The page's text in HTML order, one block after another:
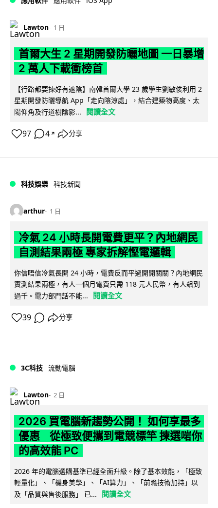
Lawton 1 日
首爾大生 2 星期開發防曬地圖 一日暴增
2 萬人下載衝榜首
【行路都要揀好有遮陰】南韓首爾大學 23 歲學生劉敏俊利用 2
星期開發防曬導航 App「走向陰涼處」，結合建築物高度、太
陽仰角及行道樹陰影...
閱讀全文
97 4 ↗ 分享
科技娛樂 科技新聞
arthur 1 日
冷氣 24 小時長開電費更平？內地網民
自測結果兩極 專家拆解慳電邏輯
你信唔信冷氣長開 24 小時，電費反而平過開開關關？內地網民
實測結果兩極，有人一個月電費只需 118 元人民幣，有人飆到
過千。電力部門話不能...
閱讀全文
39 分享
3C科技 流動電腦
Lawton 2 日
2026 買電腦新趨勢公開！ 如何享最多
優惠 從極致便攜到電競標竿 揀選啱你
的高效能 PC
2026 年的電腦選購基準已經全面升級。除了基本效能，「極致
輕量化」、「機身美學」、「AI算力」、「前瞻技術加持」以
及「品質與售後服務」 已...
閱讀全文